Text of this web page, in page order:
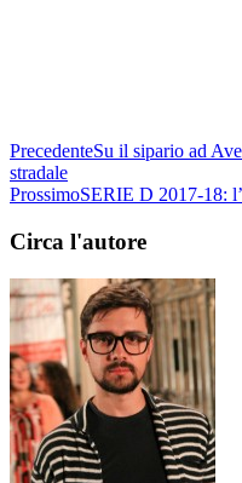
PrecedenteSu il sipario ad
stradale
ProssimoSERIE D 2017-18:
Circa l'autore